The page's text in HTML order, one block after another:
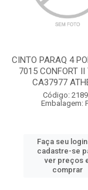
CINTO PARAQ 4
7015 CONFORT
CA37977
Código:
Embalagem:
Faça seu
cadastre-se
ver preços
comprar